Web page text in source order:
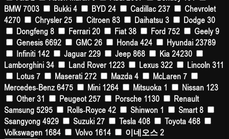
BMW7003 Bukki4 BYD24 Cadillac237
Chevrolet
4270
Chrysler25 Citroen83 Daihatsu3 Dodge30
Dongfeng8 Ferrari20 Fiat38 Ford752 Geely9
Genesis6692 GMC26 Honda424 Hyundai23789
Infiniti 142 Jaguar229 Jeep868 Kia24230
Lamborghini34 Land Rover 1223 Lexus322 Lincoln311
Lotus7 Maserati272 Mazda4 McLaren7
Mercedes-Benz6475 Mini 1264 Mitsuoka 1 Nissan 123
Other31 Peugeot257 Porsche 1130
Renault
Samsung5295 Rolls-Royce42 Shinwon 1 Smart8
Ssangyong4929 Suzuki27 Tesla408 Toyota468
Volkswagen 1684 Volvo 1614 이네오스2